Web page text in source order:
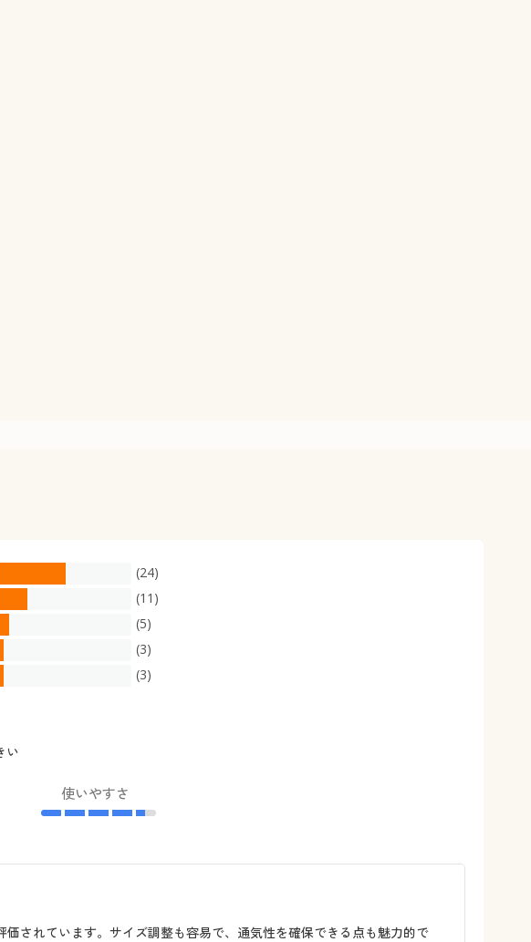
(24)
(11)
(5)
(3)
(3)
い
使いやすさ
されています。サイズ調整も容易で、通気性を確保できる点も魅力的で